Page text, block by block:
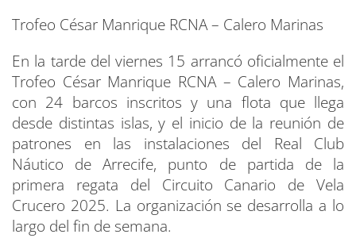
Trofeo César Manrique RCNA – Calero Marinas
En la tarde del viernes 15 arrancó oficialmente el
Trofeo César Manrique RCNA – Calero Marinas,
con 24 barcos inscritos y una flota que llega
desde distintas islas, y el inicio de la reunión de
patrones en las instalaciones del Real Club
Náutico de Arrecife, punto de partida de la
primera regata del Circuito Canario de Vela
Crucero 2025. La organización se desarrolla a lo
largo del fin de semana.